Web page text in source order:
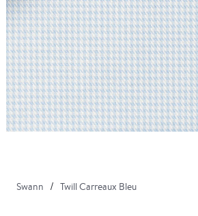
Swann Twill Carreaux Bleu